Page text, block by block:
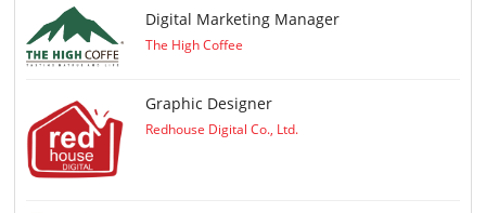
Digital Marketing Manager
The High Coffee
Graphic Designer
Redhouse Digital Co., Ltd.